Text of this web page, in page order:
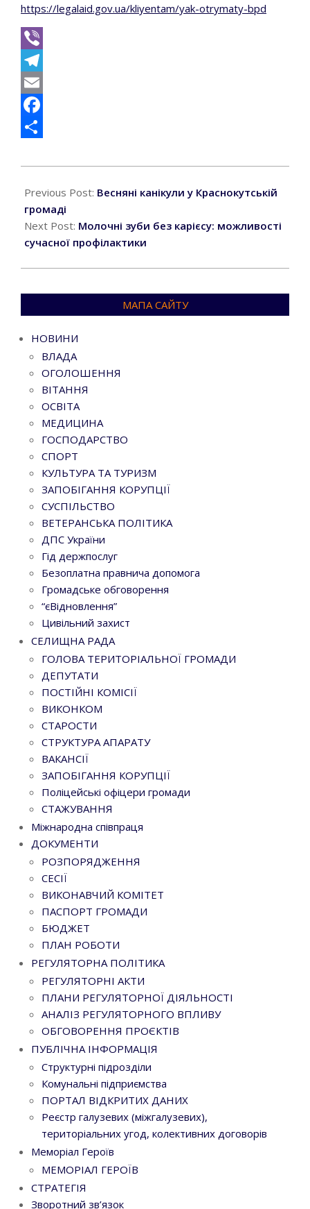
https://legalaid.gov.ua/kliyentam/yak-otrymaty-bpd
Viber
Telegram
Email
Facebook
03-
19
Previous Post: Весняні канікули у Краснокутській
громаді
Next Post: Молочні зуби без карієсу: можливості
сучасної профілактики
МАПА САЙТУ
НОВИНИ
ВЛАДА
ОГОЛОШЕННЯ
ВІТАННЯ
ОСВІТА
МЕДИЦИНА
ГОСПОДАРСТВО
СПОРТ
КУЛЬТУРА ТА ТУРИЗМ
ЗАПОБІГАННЯ КОРУПЦІЇ
СУСПІЛЬСТВО
ВЕТЕРАНСЬКА ПОЛІТИКА
ДПС України
Гід держпослуг
Безоплатна правнича допомога
Громадське обговорення
“єВідновлення”
Цивільний захист
СЕЛИЩНА РАДА
ГОЛОВА ТЕРИТОРІАЛЬНОЇ ГРОМАДИ
ДЕПУТАТИ
ПОСТІЙНІ КОМІСІЇ
ВИКОНКОМ
СТАРОСТИ
СТРУКТУРА АПАРАТУ
ВАКАНСІЇ
ЗАПОБІГАННЯ КОРУПЦІЇ
Поліцейські офіцери громади
СТАЖУВАННЯ
Міжнародна співпраця
ДОКУМЕНТИ
РОЗПОРЯДЖЕННЯ
СЕСІЇ
ВИКОНАВЧИЙ КОМІТЕТ
ПАСПОРТ ГРОМАДИ
БЮДЖЕТ
ПЛАН РОБОТИ
РЕГУЛЯТОРНА ПОЛІТИКА
РЕГУЛЯТОРНІ АКТИ
ПЛАНИ РЕГУЛЯТОРНОЇ ДІЯЛЬНОСТІ
АНАЛІЗ РЕГУЛЯТОРНОГО ВПЛИВУ
ОБГОВОРЕННЯ ПРОЄКТІВ
ПУБЛІЧНА ІНФОРМАЦІЯ
Структурні підрозділи
Комунальні підприємства
ПОРТАЛ ВІДКРИТИХ ДАНИХ
Реєстр галузевих (міжгалузевих),
територіальних угод, колективних договорів
Меморіал Героїв
МЕМОРІАЛ ГЕРОЇВ
СТРАТЕГІЯ
Зворотний зв’язок